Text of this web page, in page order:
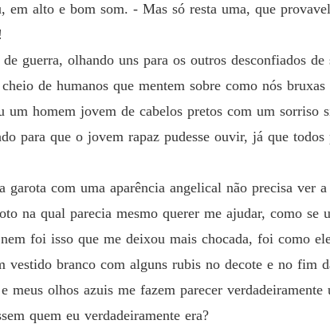
alto e bom som. - Mas só resta uma, que
guerra, olhando uns para os outros desconfiados
de humanos que mentem sobre como nós bruxas
homem jovem de cabelos pretos com um sorriso
para que o jovem rapaz pudesse ouvir, já que todos
com uma aparência angelical não precisa ver
na qual parecia mesmo querer me ajudar, como se
foi isso que me deixou mais chocada, foi como
vestido branco com alguns rubis no decote e no fim
meus olhos azuis me fazem parecer
quem eu verdadeiramente era?